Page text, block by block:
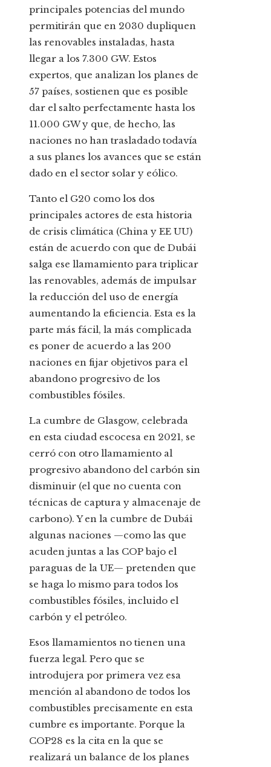
principales potencias del mundo
permitirán que en 2030 dupliquen
las renovables instaladas, hasta
llegar a los 7.300 GW. Estos
expertos, que analizan los planes de
57 países, sostienen que es posible
dar el salto perfectamente hasta los
11.000 GW y que, de hecho, las
naciones no han trasladado todavía
a sus planes los avances que se están
dado en el sector solar y eólico.
Tanto el G20 como los dos
principales actores de esta historia
de crisis climática (China y EE UU)
están de acuerdo con que de Dubái
salga ese llamamiento para triplicar
las renovables, además de impulsar
la reducción del uso de energía
aumentando la eficiencia. Esta es la
parte más fácil, la más complicada
es poner de acuerdo a las 200
naciones en fijar objetivos para el
abandono progresivo de los
combustibles fósiles.
La cumbre de Glasgow, celebrada
en esta ciudad escocesa en 2021, se
cerró con otro llamamiento al
progresivo abandono del carbón sin
disminuir (el que no cuenta con
técnicas de captura y almacenaje de
carbono). Y en la cumbre de Dubái
algunas naciones —como las que
acuden juntas a las COP bajo el
paraguas de la UE— pretenden que
se haga lo mismo para todos los
combustibles fósiles, incluido el
carbón y el petróleo.
Esos llamamientos no tienen una
fuerza legal. Pero que se
introdujera por primera vez esa
mención al abandono de todos los
combustibles precisamente en esta
cumbre es importante. Porque la
COP28 es la cita en la que se
realizará un balance de los planes